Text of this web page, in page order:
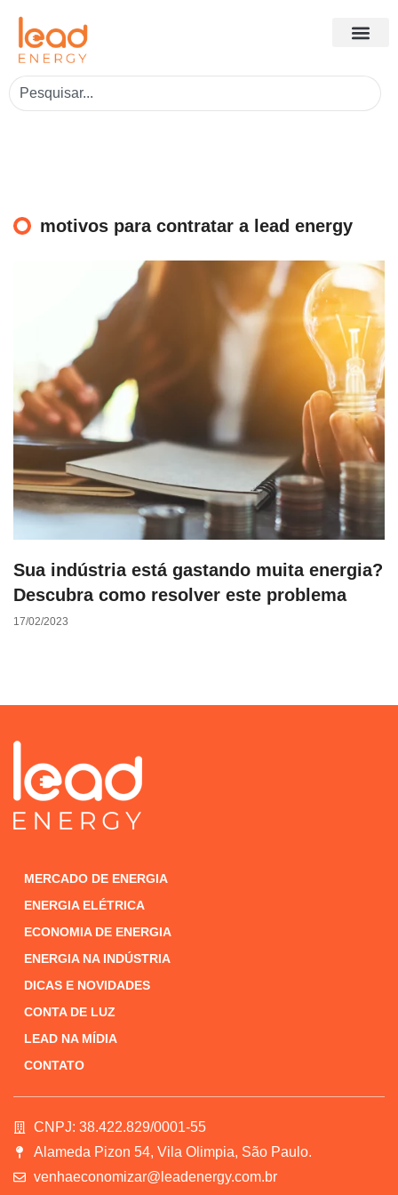
motivos para contratar a lead energy
Sua indústria está gastando muita energia?
Descubra como resolver este problema
17/02/2023
MERCADO DE ENERGIA
ENERGIA ELÉTRICA
ECONOMIA DE ENERGIA
ENERGIA NA INDÚSTRIA
DICAS E NOVIDADES
CONTA DE LUZ
LEAD NA MÍDIA
CONTATO
CNPJ: 38.422.829/0001-55
Alameda Pizon 54, Vila Olimpia, São Paulo.
venhaeconomizar@leadenergy.com.br